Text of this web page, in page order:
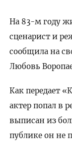
На 83-м году
сценарист и
сообщила на
Любовь
Как передает
актер попал в
выписан из
публике он не